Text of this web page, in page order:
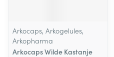
Arkocaps, Arkogelules,
Arkopharma
Arkocaps Wilde Kastanje